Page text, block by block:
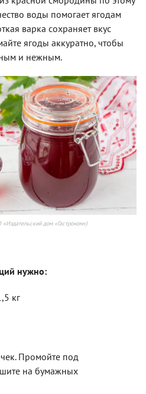
воды помогает ягодам
варка сохраняет вкус
ягоды аккуратно, чтобы
и нежным.
дом «Гастроном»)
нужно:
кг
Промойте под
на бумажных